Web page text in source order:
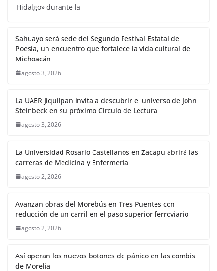
Hidalgo» durante la
Sahuayo será sede del Segundo Festival Estatal de
Poesía, un encuentro que fortalece la vida cultural de
Michoacán
agosto 3, 2026
La UAER Jiquilpan invita a descubrir el universo de John
Steinbeck en su próximo Círculo de Lectura
agosto 3, 2026
La Universidad Rosario Castellanos en Zacapu abrirá las
carreras de Medicina y Enfermería
agosto 2, 2026
Avanzan obras del Morebús en Tres Puentes con
reducción de un carril en el paso superior ferroviario
agosto 2, 2026
Así operan los nuevos botones de pánico en las combis
de Morelia